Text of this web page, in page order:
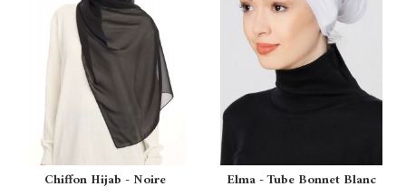
Chiffon Hijab - Noire Elma - Tube Bonnet Blanc